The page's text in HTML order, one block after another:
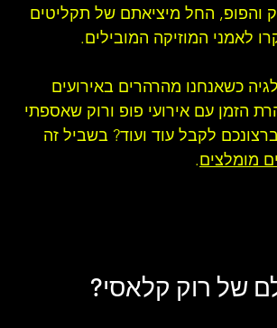
והפופ, החל מיציאתם של תקליטים
לאמני המוזיקה המובילים.
כשאנחנו מהרהרים באירועים
הזמן עם אירועי פופ ורוק שאספתי
לקבל עוד ועוד? בשביל זה
מומלצים.
רוק קלאסי?